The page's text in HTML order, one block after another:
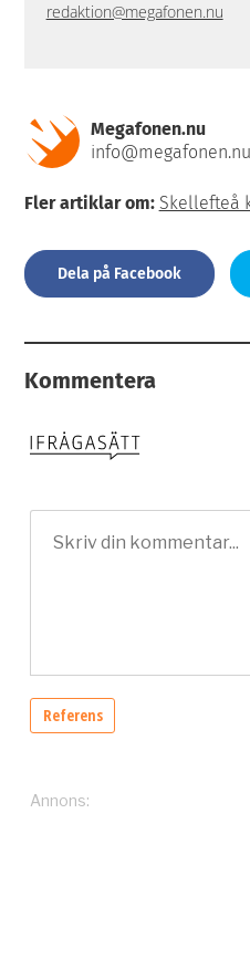
redaktion@megafonen.nu
Megafonen.nu
info@megafonen.nu
Fler artiklar om: Skellefteå
Dela på Facebook
Kommentera